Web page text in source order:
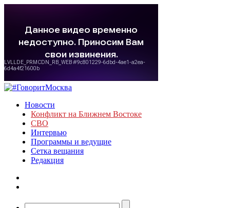
Новости
Конфликт на Ближнем Востоке
СВО
Интервью
Программы и ведущие
Сетка вещания
Редакция